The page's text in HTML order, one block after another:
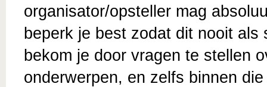
organisator/opsteller mag
beperk je best zodat dit nooit
bekom je door vragen te stellen
onderwerpen, en zelfs binnen